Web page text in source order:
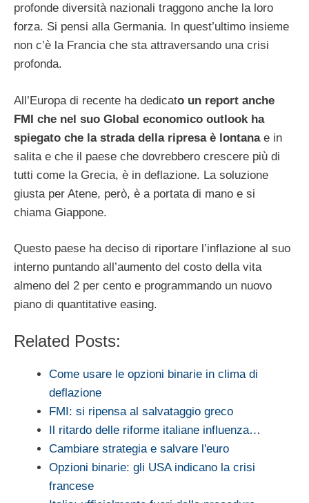
profonde diversità nazionali traggono anche la loro
forza. Si pensi alla Germania. In quest’ultimo insieme
non c’è la Francia che sta attraversando una crisi
profonda.
All’Europa di recente ha dedicato un report anche
FMI che nel suo Global economico outlook ha
spiegato che la strada della ripresa è lontanae in
salita e che il paese che dovrebbero crescere più di
tutti come la Grecia, è in deflazione. La soluzione
giusta per Atene, però, è a portata di mano e si
chiama Giappone.
Questo paese ha deciso di riportare l’inflazione al suo
interno puntando all’aumento del costo della vita
almeno del 2 per cento e programmando un nuovo
piano di quantitative easing.
Related Posts:
Come usare le opzioni binarie in clima di
deflazione
FMI: si ripensa al salvataggio greco
Il ritardo delle riforme italiane influenza…
Cambiare strategia e salvare l'euro
Opzioni binarie: gli USA indicano la crisi
francese